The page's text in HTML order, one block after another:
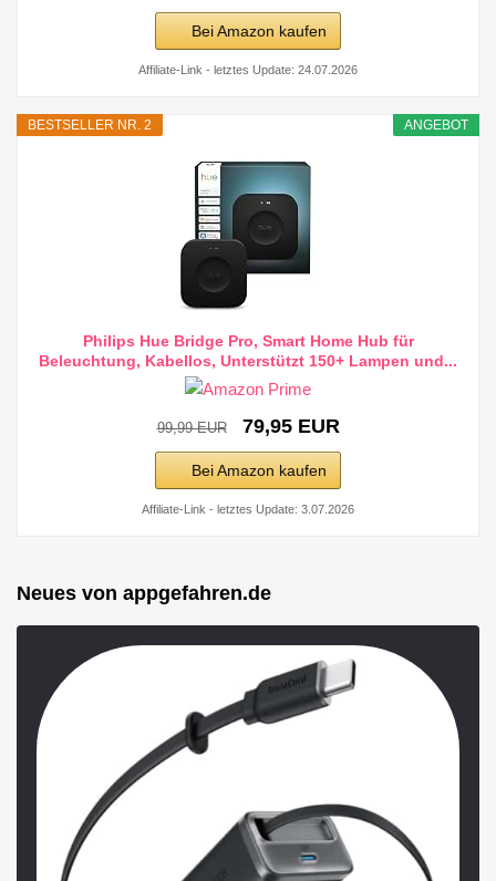
Bei Amazon kaufen
Affiliate-Link - letztes Update: 24.07.2026
ANGEBOT
BESTSELLER NR. 2
Philips Hue Bridge Pro, Smart Home Hub für
Beleuchtung, Kabellos, Unterstützt 150+ Lampen und...
99,99 EUR 79,95 EUR
Bei Amazon kaufen
Affiliate-Link - letztes Update: 3.07.2026
Neues von appgefahren.de